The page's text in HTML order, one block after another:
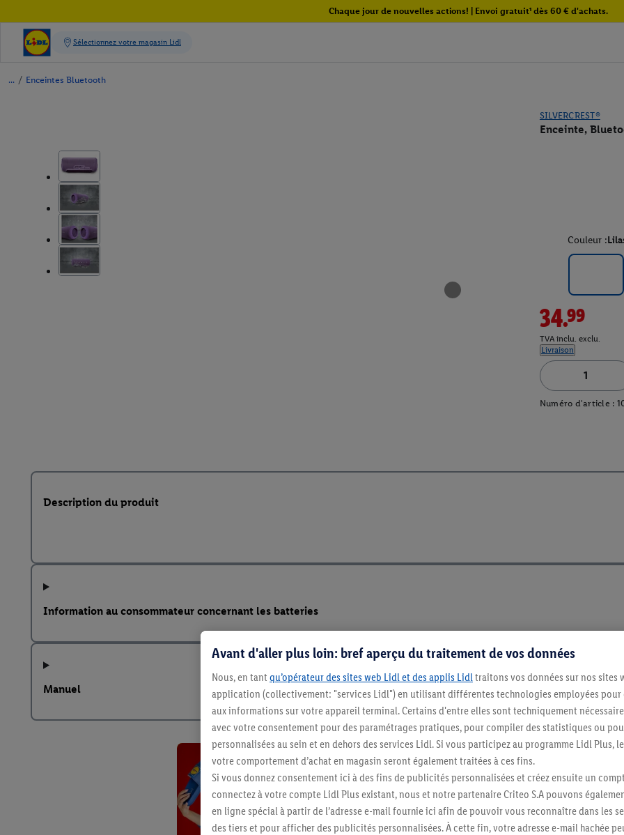
Chaque jour de nouvelles actions! | Envoi gratuit¹ dès 60 € d'achats.
/ Enceintes Bluetooth
SILVERCREST®
Enceinte,
Couleur :
34.99
TVA inclu. exclu.
Livraison
Numéro d'article :
Description du produit
Information au consommateur concernant les batteries
Manuel
Restez au
Abonnez-vous à la newsletter
Avant d'aller plus loin: bref aperçu du traitement de vos données
Nous, en tant qu’opérateur des sites web Lidl et des applis Lidl traitons vos données sur nos sites
application (collectivement: "services Lidl") en utilisant différentes technologies employées pour
aux informations sur votre appareil terminal. Certains d'entre elles sont techniquement
avec votre consentement pour des paramétrages pratiques, pour compiler des statistiques ou
personnalisées au sein et en dehors des services Lidl. Si vous participez au programme Lidl Plus,
votre comportement d’achat en magasin seront également traitées à ces fins.
Si vous donnez consentement ici à des fins de publicités personnalisées et créez ensuite un
connectez à votre compte Lidl Plus existant, nous et notre partenaire Criteo S.A pouvons
en ligne spécial à partir de l’adresse e-mail fournie ici afin de pouvoir vous reconnaître dans les
des tiers et pour afficher des publicités personnalisées. À cette fin, votre adresse e-mail hachée